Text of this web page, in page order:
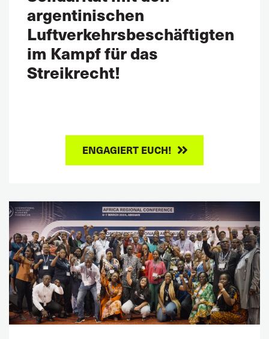
argentinischen
Luftverkehrsbeschäftigten
im Kampf für das
Streikrecht!
ENGAGIERT EUCH!